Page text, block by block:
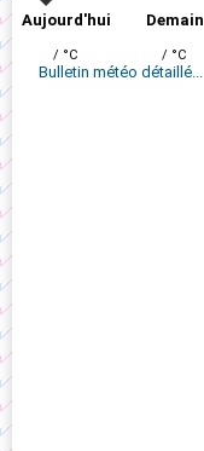
Aujourd'hui
/ °C
Demain
/ °C
Bulletin météo détaillé...